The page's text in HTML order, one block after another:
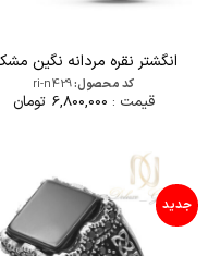
انگشتر نقره مردانه نگین
کد محصول:ri-n429
قیمت : 6,800,000 تومان
جدید